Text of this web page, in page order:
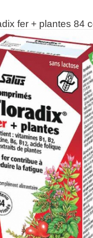
fer + plantes 84